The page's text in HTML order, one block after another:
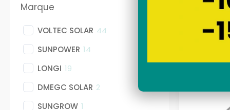
Marque
VOLTEC SOLAR 44
SUNPOWER 14
LONGI 19
DMEGC SOLAR 2
SUNGROW 1